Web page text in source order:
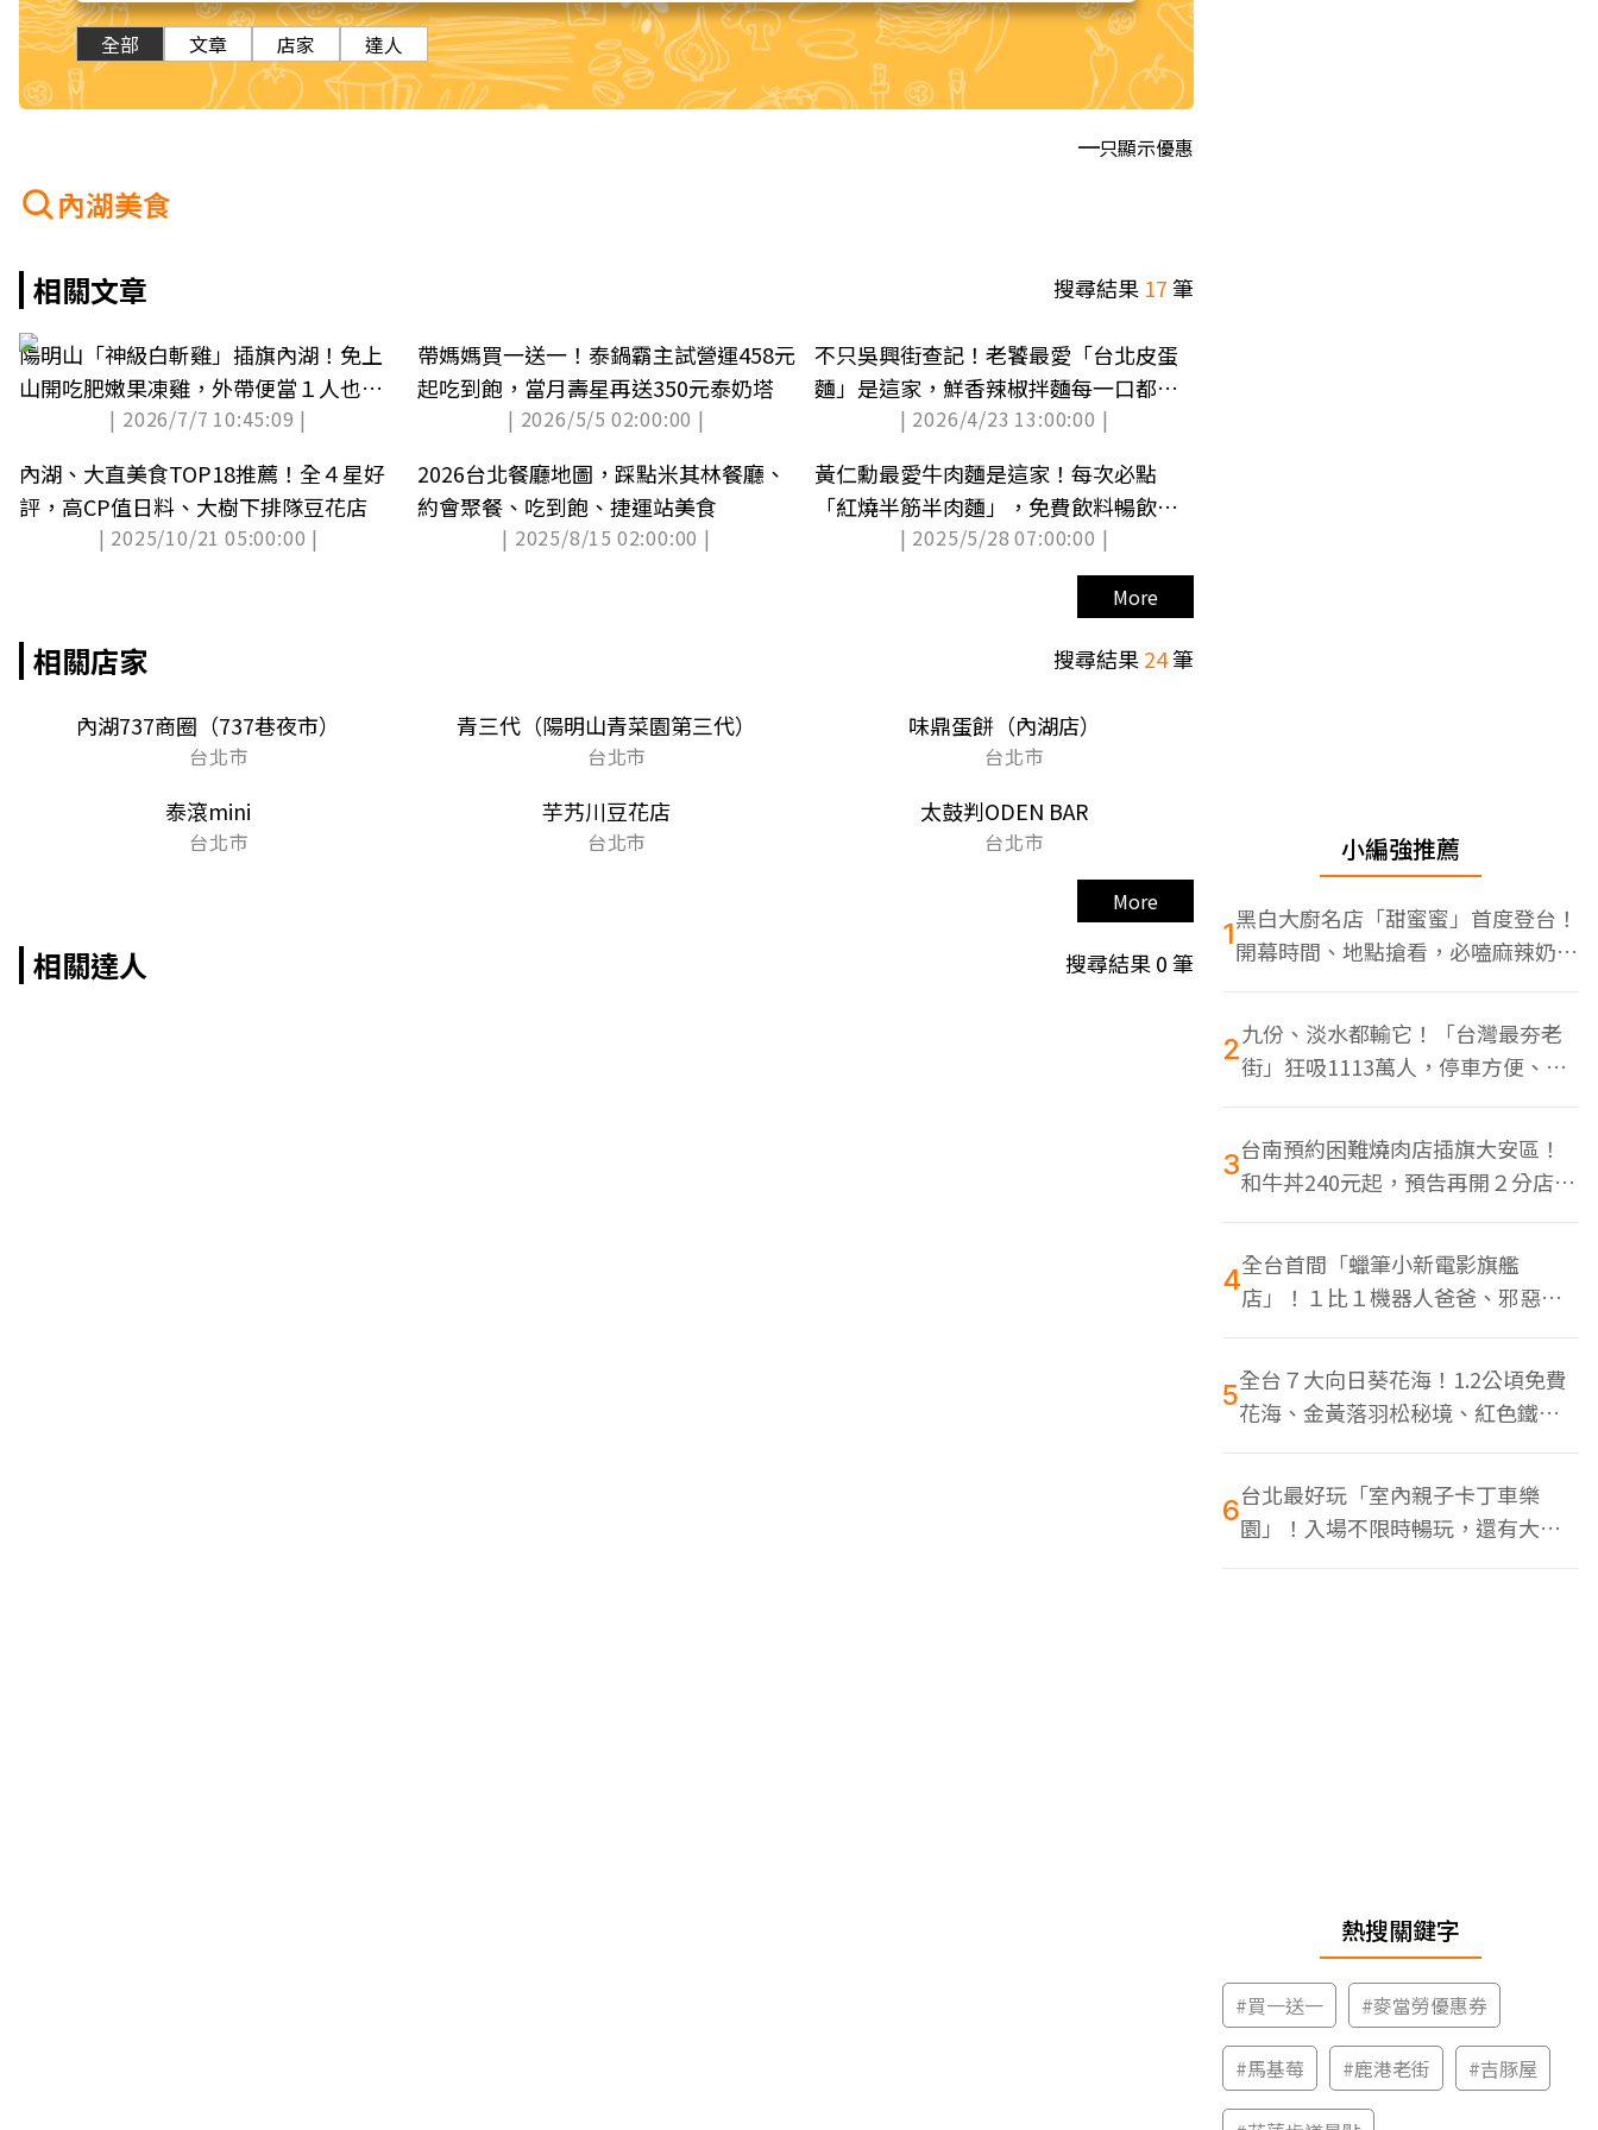
全部 文章 店家 達人
只顯示優惠
內湖美食
相關文章 搜尋結果 17筆
陽明山「神級白斬雞」插旗內湖！免上
山開吃肥嫩果凍雞，外帶便當１人也能
| 2026/7/7 10:45:09 |
帶媽媽買一送一！泰鍋霸主試營運458元
起吃到飽，當月壽星再送350元泰奶塔
| 2026/5/5 02:00:00 |
不只吳興街查記！老饕最愛「台北皮蛋
麵」是這家，鮮香辣椒拌麵每一口都夠
| 2026/4/23 13:00:00 |
內湖、大直美食TOP18推薦！全４星好
評，高CP值日料、大樹下排隊豆花店
| 2025/10/21 05:00:00 |
2026台北餐廳地圖，踩點米其林餐廳、
約會聚餐、吃到飽、捷運站美食
| 2025/8/15 02:00:00 |
黃仁勳最愛牛肉麵是這家！每次必點
「紅燒半筋半肉麵」，免費飲料暢飲超
| 2025/5/28 07:00:00 |
More
相關店家 搜尋結果24筆
內湖737商圈（737巷夜市）
台北市
青三代（陽明山青菜園第三代）
台北市
味鼎蛋餅（內湖店）
台北市
泰滾mini
台北市
芋艿川豆花店
台北市
太鼓判ODEN BAR
台北市
More
相關達人 搜尋結果0筆
小編強推薦
1黑白大廚名店「甜蜜蜜」首度登台！
開幕時間、地點搶看，必嗑麻辣奶油
蝦
2九份、淡水都輸它！「台灣最夯老
街」狂吸1113萬人，停車方便、特
色美食多
3台南預約困難燒肉店插旗大安區！
和牛丼240元起，預告再開２分店、
地點曝光
4全台首間「蠟筆小新電影旗艦
店」！１比１機器人爸爸、邪惡正
男，百款周邊買翻
5全台７大向日葵花海！1.2公頃免費
花海、金黃落羽松秘境、紅色鐵橋
同框
6台北最好玩「室內親子卡丁車樂
園」！入場不限時暢玩，還有大螢
幕Switch遊戲區
熱搜關鍵字
#買一送一 #麥當勞優惠券
#馬基莓 #鹿港老街 #吉豚屋